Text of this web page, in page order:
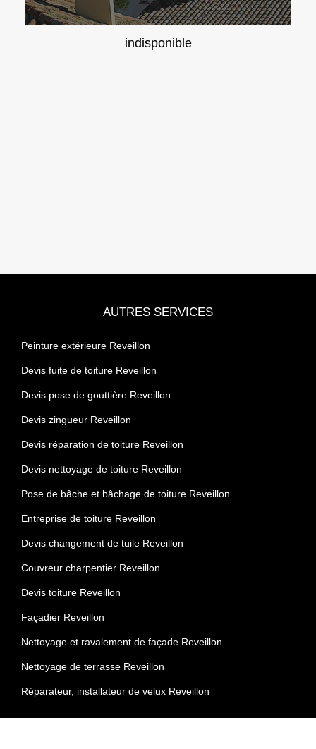
indisponible
AUTRES SERVICES
Peinture extérieure Reveillon
Devis fuite de toiture Reveillon
Devis pose de gouttière Reveillon
Devis zingueur Reveillon
Devis réparation de toiture Reveillon
Devis nettoyage de toiture Reveillon
Pose de bâche et bâchage de toiture Reveillon
Entreprise de toiture Reveillon
Devis changement de tuile Reveillon
Couvreur charpentier Reveillon
Devis toiture Reveillon
Façadier Reveillon
Nettoyage et ravalement de façade Reveillon
Nettoyage de terrasse Reveillon
Réparateur, installateur de velux Reveillon